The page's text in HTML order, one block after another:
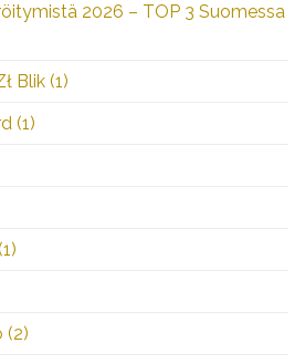
2026 – TOP 3 Suomessa
Blik (1)
(1)
(2)